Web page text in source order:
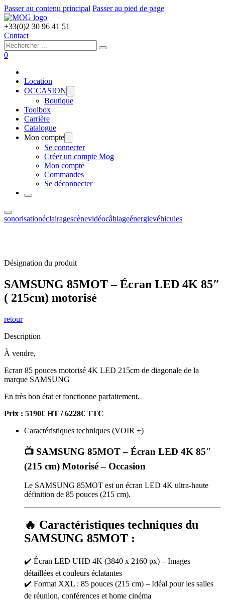
Passer au contenu principal Passer au pied de page
+33(0)2 30 96 41 51
Contact
Rechercher
0
Location
OCCASION
Boutique
Toolbox
Carrière
Catalogue
Mon compte
Se connecter
Créer un compte Mog
Mon compte
Commandes
Se déconnecter
sonorisationéclairagescènevidéocâblageénergievéhicules
Désignation du produit
SAMSUNG 85MOT – Écran LED 4K 85″
( 215cm) motorisé
retour
Description
À vendre,
Ecran 85 pouces motorisé 4K LED 215cm de diagonale de la
marque SAMSUNG
En très bon état et fonctionne parfaitement.
Prix : 5190€ HT / 6228€ TTC
Caractéristiques techniques (VOIR +)
📺 SAMSUNG 85MOT – Écran LED 4K 85″
(215 cm) Motorisé– Occasion
Le SAMSUNG 85MOT est un écran LED 4K ultra-haute
définition de 85 pouces (215 cm).
🔥 Caractéristiques techniques du
SAMSUNG 85MOT :
✔️ Écran LED UHD 4K (3840 x 2160 px) – Images
détaillées et couleurs éclatantes
✔️ Format XXL : 85 pouces (215 cm) – Idéal pour les salles
de réunion, conférences et home cinéma